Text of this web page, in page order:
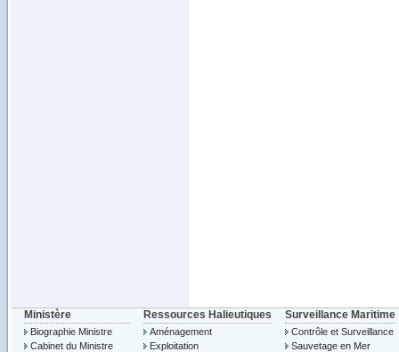
Ministère
Biographie Ministre
Cabinet du Ministre
Ressources Halieutiques
Aménagement
Exploitation
Surveillance Maritime
Contrôle et Surveillance
Sauvetage en Mer